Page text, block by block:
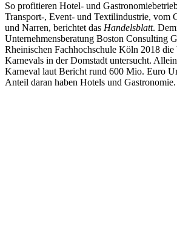
So profitieren Hotel- und
Transport-, Event- und Textilindustrie, vom
und Narren, berichtet das Handelsblatt.
Unternehmensberatung Boston Consulting
Rheinischen Fachhochschule Köln 2018 die
Karnevals in der Domstadt untersucht.
Karneval laut Bericht rund 600 Mio. Euro
Anteil daran haben Hotels und Gastronomie.